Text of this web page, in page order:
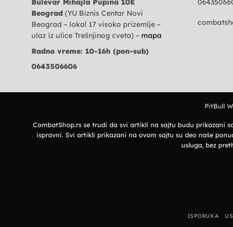
Bulevar Mihajla Pupina 10E
Beograd (YU Biznis Centar Novi
Beograd – lokal 17 visoko prizemlje –
ulaz iz ulice Trešnjinog cveta) – mapa
Radno vreme: 10-16h (pon-sub)
0643506606
PitBull
CombatShop.rs se trudi da svi artikli na sajtu budu prikazani
ispravni. Svi artikli prikazani na ovom sajtu su deo naše
usluga, bez
ISPORUKA